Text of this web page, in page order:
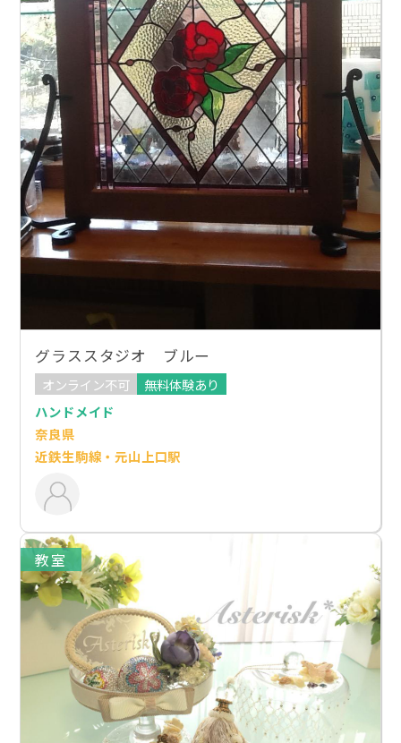
グラススタジオ ブルー
オンライン不可
無料体験あり
ハンドメイド
奈良県
近鉄生駒線・元山上口駅
教室